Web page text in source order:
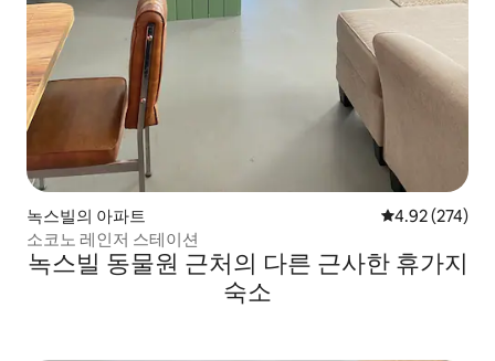
녹스빌의 아파트 평점 4.92점(5
4.92 (274)
소코노 레인저 스테이션
녹스빌 동물원 근처의 다른 근사한 휴가지
숙소